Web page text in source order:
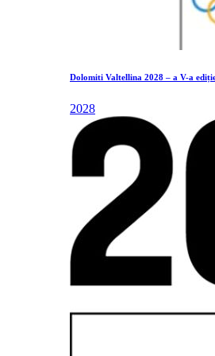
Dolomiti Valtellina 2028 – a V-a
2028